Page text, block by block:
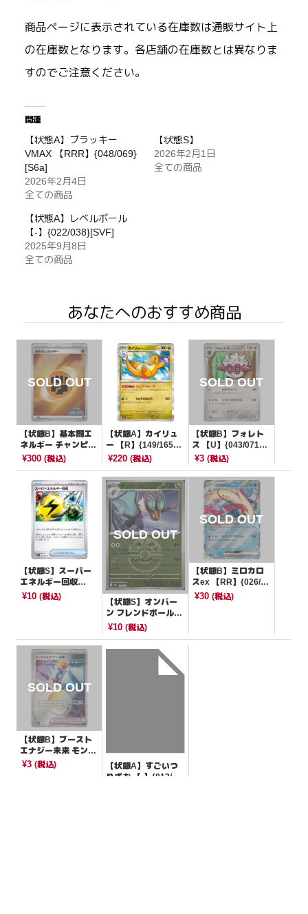
商品ページに表示されている在庫数は通販サイト上
の在庫数となります。各店舗の在庫数とは異なりま
すのでご注意ください。
関連
【状態A】ブラッキー
VMAX 【RRR】{048/069}
[S6a]
2026年2月4日
全ての商品
【状態S】
2026年2月1日
全ての商品
【状態A】レベルボール
【-】{022/038}[SVF]
2025年9月8日
全ての商品
あなたへのおすすめ商品
【状態B】基本闘エ
ネルギー チャンピオ
ンズリーグ2025
の他]
¥300 (税込)
【状態A】カイリュ
ー 【R】{149/165}
[SV2a]
¥220(税込)
【状態B】フォレト
ス 【U】{043/071}
[SV5M]
¥3 (税込)
【状態S】スーパー
エネルギー回収
【U】{064/073}[SV
¥10 (税込)
【状態S】オンバー
ン フレンドボールミ
ラー【-】{131/193}
¥10(税込)
【状態B】ミロカロ
スex 【RR】{026/10
6}[SV8]
¥30 (税込)
【状態B】ブースト
エナジー未来 モンス
ターボールミラー
¥3 (税込)
【状態A】すごいつ
りざお 【-】{013/03